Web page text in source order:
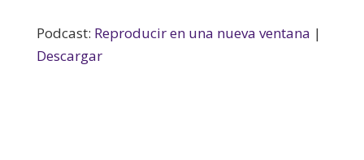
Podcast: Reproducir en una nueva ventana |
Descargar